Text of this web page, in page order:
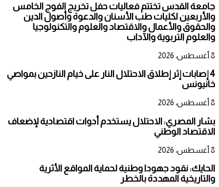
جامعة القدس تختتم فعاليات حفل تخريج الفوج الخامس
والأربعين لكليات طب الأسنان والدعوة وأصول الدين
والحقوق والأعمال والاقتصاد والعلوم والتكنولوجيا
والعلوم التربوية والآداب
8 أغسطس، 2026
4 إصابات إثر إطلاق الاحتلال النار على خيام النازحين بمواصي
خانيونس
8 أغسطس، 2026
بشار المصري: الاحتلال يستخدم أدوات اقتصادية لإضعاف
الاقتصاد الوطني
8 أغسطس، 2026
الحايك: نقود جهودا وطنية لحماية المواقع الأثرية
والتاريخية المهددة بالخطر